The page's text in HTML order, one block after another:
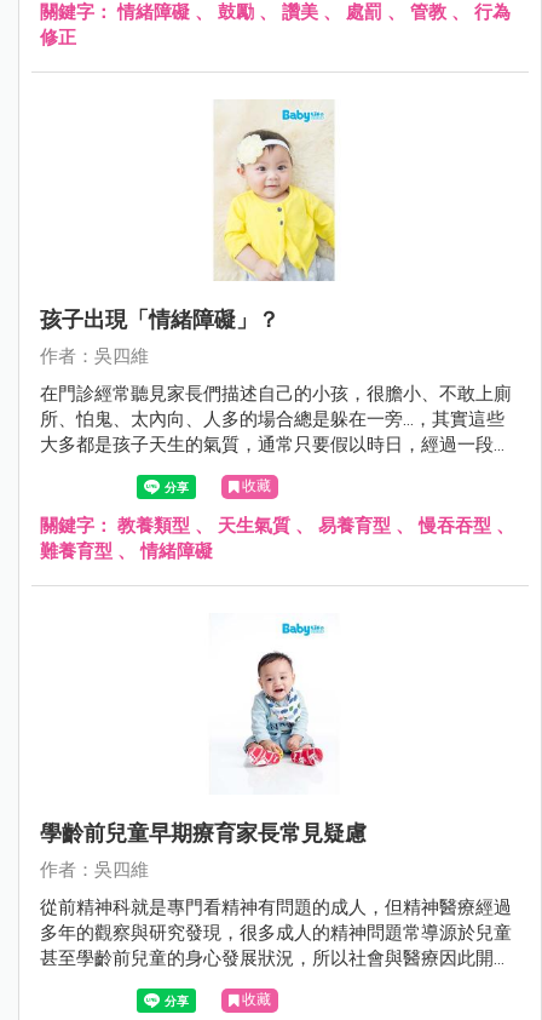
關鍵字：情緒障礙 、 鼓勵 、 讚美 、 處罰 、 管教 、 行為
修正
孩子出現「情緒障礙」？
作者：吳四維
在門診經常聽見家長們描述自己的小孩，很膽小、不敢上廁
所、怕鬼、太內向、人多的場合總是躲在一旁…，其實這些
大多都是孩子天生的氣質，通常只要假以時日，經過一段時
間的適應與鼓勵，多數孩子都能夠順利度過；但是在某些情
形下若孩子本身有疾病如過動症、自閉症與智能障礙，或家
庭的教養出了問題，可能導致小孩無法調適自己身體與心
靈，而出現所謂的情緒障礙。
收藏
關鍵字： 教養類型 、 天生氣質 、 易養育型 、慢吞吞型 、
難養育型 、情緒障礙
學齡前兒童早期療育家長常見疑慮
作者：吳四維
從前精神科就是專門看精神有問題的成人，但精神醫療經過
多年的觀察與研究發現，很多成人的精神問題常導源於兒童
甚至學齡前兒童的身心發展狀況，所以社會與醫療因此開始
重視學齡前兒童的醫療服務。
收藏